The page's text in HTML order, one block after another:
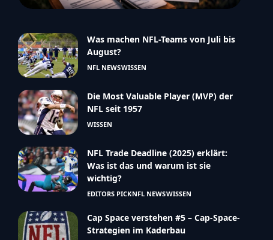
Was machen NFL-Teams von Juli bis
August?
NFL NEWSWISSEN
Die Most Valuable Player (MVP) der
NFL seit 1957
WISSEN
NFL Trade Deadline (2025) erklärt:
Was ist das und warum ist sie
wichtig?
EDITORS PICKNFL NEWSWISSEN
Cap Space verstehen #5 – Cap-Space-
Strategien im Kaderbau